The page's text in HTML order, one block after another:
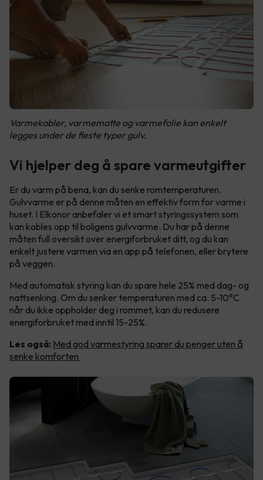
Varmekabler, varmematte og varmefolie kan enkelt
legges under de fleste typer gulv.
Vi hjelper deg å spare varmeutgifter
Er du varm på bena, kan du senke romtemperaturen.
Gulvvarme er på denne måten en effektiv form for varme i
huset. I Elkonor anbefaler vi et smart styringssystem som
kan kobles opp til boligens gulvvarme. Du har på denne
måten full oversikt over energiforbruket ditt, og du kan
enkelt justere varmen via en app på telefonen, eller brytere
på veggen.
Med automatisk styring kan du spare hele 25% med dag- og
nattsenking. Om du senker temperaturen med ca. 5-10°C
når du ikke oppholder deg i rommet, kan du redusere
energiforbruket med inntil 15-25%.
Les også: Med god varmestyring sparer du penger uten å
senke komforten